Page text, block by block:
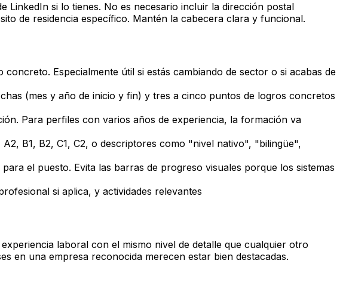
si lo tienes. No es necesario incluir la dirección postal
de residencia específico. Mantén la cabecera clara y funcional.
Especialmente útil si estás cambiando de sector o si acabas de
(mes y año de inicio y fin) y tres a cinco puntos de logros concretos
Para perfiles con varios años de experiencia, la formación va
B1, B2, C1, C2, o descriptores como "nivel nativo", "bilingüe",
el puesto. Evita las barras de progreso visuales porque los sistemas
si aplica, y actividades relevantes
laboral con el mismo nivel de detalle que cualquier otro
en una empresa reconocida merecen estar bien destacadas.